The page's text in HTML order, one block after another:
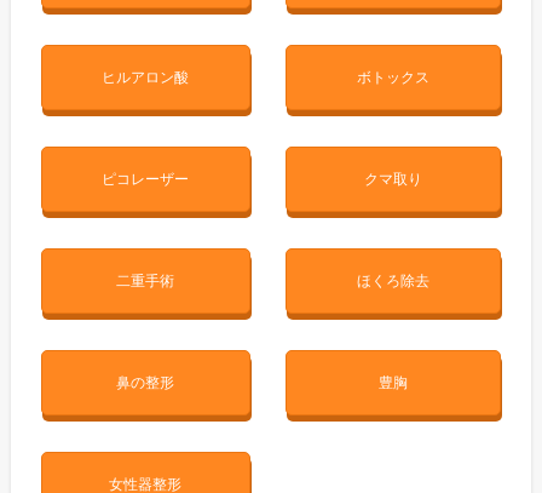
ヒルアロン酸 ボトックス
ピコレーザー クマ取り
二重手術 ほくろ除去
鼻の整形 豊胸
女性器整形